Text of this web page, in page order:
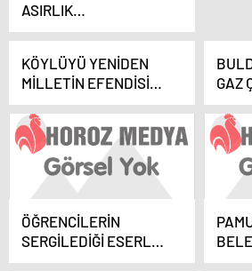
ASIRLIK
YATIRIMLARINDA
KÖYLÜYÜ YENİDEN
MİLLETİN EFENDİSİ
YAPACAĞIZ!
GAZ
ÖĞRENCİLERİN
SERGİLEDİĞİ ESERLER
BEĞENİ TOPLADI